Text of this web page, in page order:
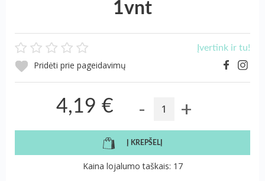
1vnt
Įvertink ir tu!
Pridėti prie pageidavimų
4,19 € - +
Į KREPŠELĮ
Kaina lojalumo taškais: 17